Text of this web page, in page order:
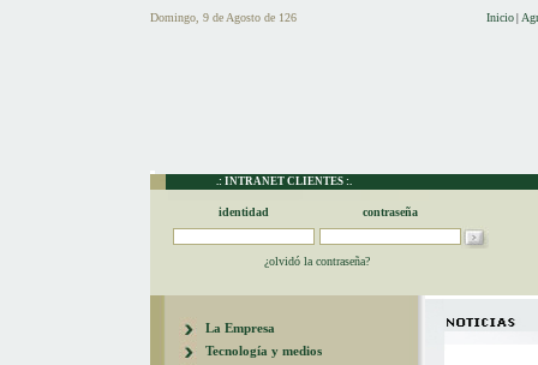
Domingo, 9 de Agosto de 126 Inicio|
.: INTRANET CLIENTES :.
identidad contraseña
¿olvidó la contraseña?
La Empresa
Tecnología y medios